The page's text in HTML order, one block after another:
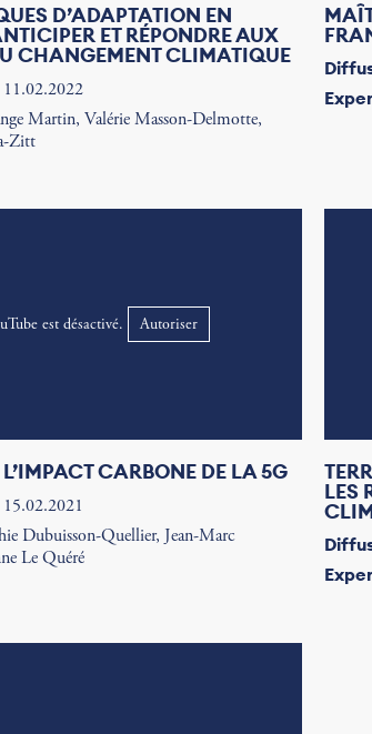
D’ADAPTATION EN
ET RÉPONDRE AUX
CHANGEMENT CLIMATIQUE
11.02.2022
Martin, Valérie Masson-Delmotte,
Zitt
est désactivé. Autoriser
CARBONE DE LA 5G
Dubuisson-Quellier, Jean-Marc
Le Quéré
LES